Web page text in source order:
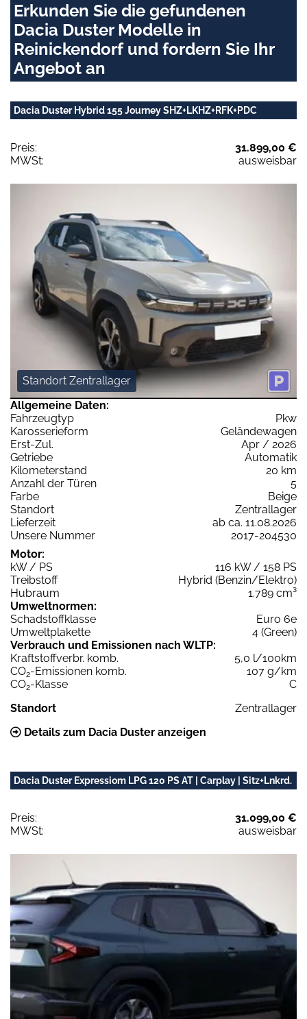
Erkunden Sie die gefundenen
Dacia Duster Modelle in
Reinickendorf und fordern Sie Ihr
Angebot an
Dacia Duster Hybrid 155 Journey SHZ+LKHZ+RFK+PDC
Preis:
31.899,00 €
MWSt:
ausweisbar
Standort Zentrallager
Allgemeine Daten:
Fahrzeugtyp
Pkw
Karosserieform
Geländewagen
Erst-Zul.
Apr / 2026
Getriebe
Automatik
Kilometerstand
20 km
Anzahl der Türen
5
Farbe
Beige
Standort
Zentrallager
Lieferzeit
ab ca. 11.08.2026
Unsere Nummer
2017-204530
Motor:
kW / PS
116 kW / 158 PS
Treibstoff
Hybrid (Benzin/Elektro)
Hubraum
1.789 cm³
Umweltnormen:
Schadstoffklasse
Euro 6e
Umweltplakette
4 (Green)
Verbrauch und Emissionen nach WLTP:
Kraftstoffverbr. komb.
5,0 l/100km
CO2-Emissionen komb.
107 g/km
CO2-Klasse
C
Standort
Zentrallager
Details zum Dacia Duster anzeigen
Dacia Duster Expressiom LPG 120 PS AT | Carplay | Sitz+Lnkrd.
Preis:
31.099,00 €
MWSt:
ausweisbar